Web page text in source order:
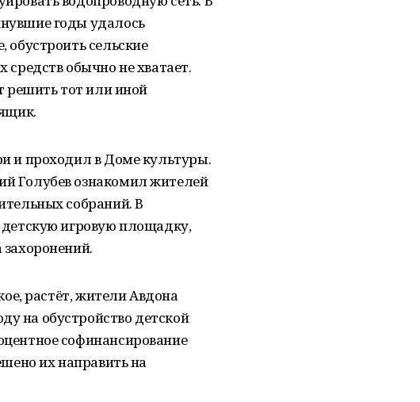
годы удалось
обустроить сельские
обычно не хватает.
решить тот или иной
и проходил в Доме культуры.
Голубев ознакомил жителей
собраний. В
детскую игровую площадку,
растёт, жители Авдона
на обустройство детской
софинансирование
их направить на